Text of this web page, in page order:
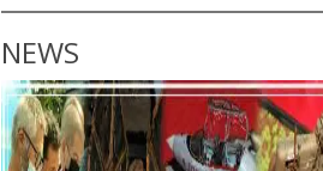
NEWS